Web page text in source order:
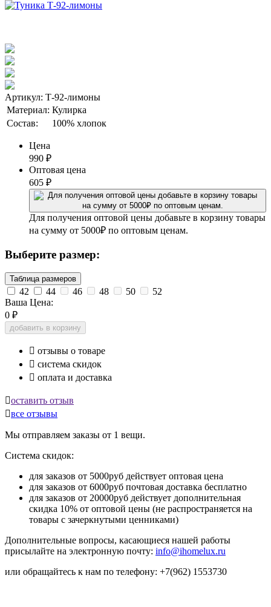
Артикул: Т-92-лимоны
Материал: Кулирка
Состав:
100% хлопок
Цена
990 ₽
Оптовая цена
605 ₽
Для получения оптовой цены добавьте в корзину товары
на сумму от 5000₽ по оптовым ценам.
Выберите размер:
Таблица размеров
42 44 46 48 50
52
Ваша Цена:
0 ₽
добавить в корзину
 отзывы о товаре
 система скидок
 оплата и доставка
оставить отзыв
все отзывы
Мы отправляем заказы от 1 вещи.
Система скидок:
для заказов от 5000руб действует оптовая цена
для заказов от 6000руб почтовая доставка бесплатно
для заказов от 20000руб действует дополнительная
скидка 10% от оптовой цены (не распространяется на
товары с зачеркнутыми ценниками)
Дополнительные вопросы, касающиеся нашей работы
присылайте на электронную почту: info@ihomelux.ru
или обращайтесь к нам по телефону: +7(962) 1553730